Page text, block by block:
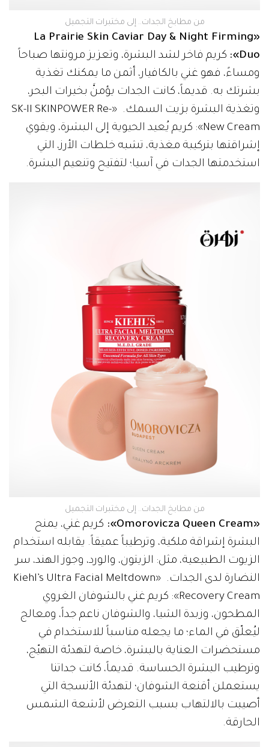
من مطابخ الجدات.. إلى مختبرات التجميل
«La Prairie Skin Caviar Day & Night Firming
Duo»:
كريم فاخر لشد البشرة، وتعزيز مرونتها صباحاً
ومساءً، فهو غني بالكافيار، أثمن ما يمكنك تغذية
بشرتك به. قديماً، كانت الجدات يؤمنَّ بخيرات البحر،
وتغذية البشرة بزيت السمك. «SK-II SKINPOWER Re-
New Cream»: كريم يُعيد الحيوية إلى البشرة، ويقوي
إشراقتها بتركيبة مغذية، تشبه خلطات الأرز، التي
استخدمتها الجدات في آسيا؛ لتفتيح وتنعيم البشرة.
من مطابخ الجدات.. إلى مختبرات التجميل
«Omorovicza Queen Cream»:
كريم غني، يمنح
البشرة إشراقة ملكية، وترطيباً عميقاً. يقابله استخدام
الزيوت الطبيعية، مثل: الزيتون، والورد، وجوز الهند، سر
النضارة لدى الجدات. «Kiehl’s Ultra Facial Meltdown
Recovery Cream»: كريم غني بالشوفان الغروي
المطحون، وزبدة الشيا، والشوفان ناعم جداً، ومعالج
ليُعلّق في الماء؛ ما يجعله مناسباً للاستخدام في
مستحضرات العناية بالبشرة، خاصة لتهدئة التهيّج،
وترطيب البشرة الحساسة. قديماً، كانت جداتنا
يستعملن أقنعة الشوفان؛ لتهدئة الأنسجة التي
أصيبت بالالتهاب بسبب التعرض لأشعة الشمس
الحارقة.